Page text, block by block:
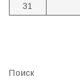
31
Поиск